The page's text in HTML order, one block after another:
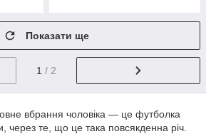
Показати ще
1 / 2
вбрання чоловіка — це футболка
через те, що це така повсякденна річ.